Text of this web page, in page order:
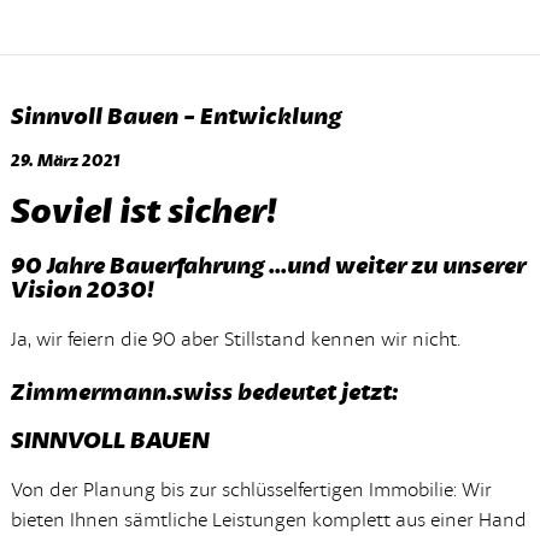
Sinnvoll Bauen - Entwicklung
29. März 2021
Soviel ist sicher!
90 Jahre Bauerfahrung ...und weiter zu unserer
Vision 2030!
Ja, wir feiern die 90 aber Stillstand kennen wir nicht.
Zimmermann.swiss bedeutet jetzt:
SINNVOLL BAUEN
Von der Planung bis zur schlüsselfertigen Immobilie: Wir
bieten Ihnen sämtliche Leistungen komplett aus einer Hand